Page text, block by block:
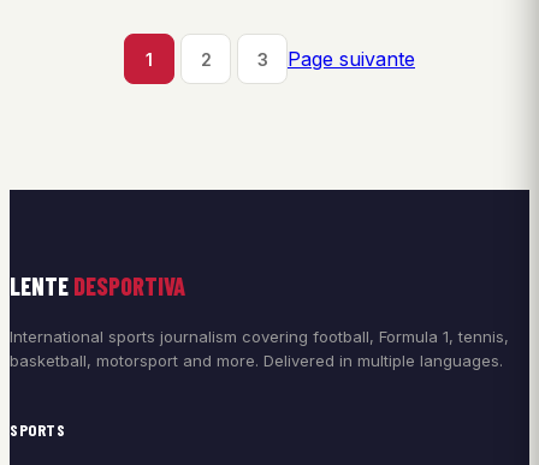
1 2 3 Page suivante
LENTE DESPORTIVA
International sports journalism covering football, Formula 1, tennis,
basketball, motorsport and more. Delivered in multiple languages.
SPORTS